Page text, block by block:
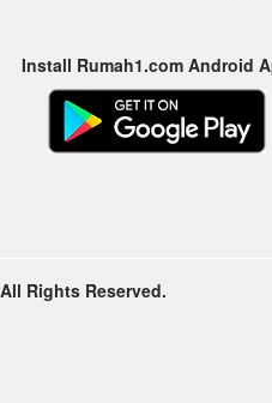
Install Rumah1.com Android
Rights Reserved.